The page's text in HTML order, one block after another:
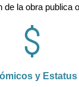
de la obra publica
y